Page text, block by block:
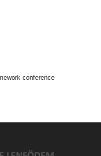
conference